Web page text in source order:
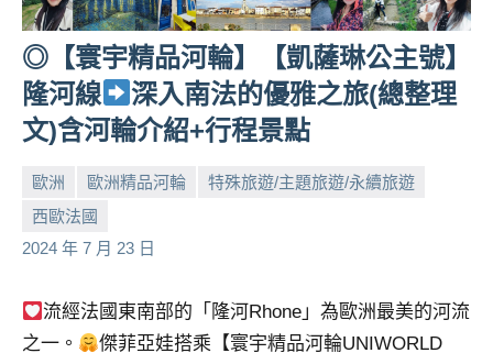
遊、
人
帶
路、
旅
目
來
News
探
◎【寰宇精品河輪】【凱薩琳公主號】
隆河線
深入南法的優雅之旅(總整理
文)含河輪介紹+行程景點
歐洲 歐洲精品河輪
特殊旅遊/主題旅遊/永續旅遊
西歐法國
2024 年 7 月 23 日
小
芳
No
comments
流經法國東南部的「隆河Rhone」為歐洲最美的河流
之一。
傑菲亞娃搭乘【寰宇精品河輪UNIWORLD